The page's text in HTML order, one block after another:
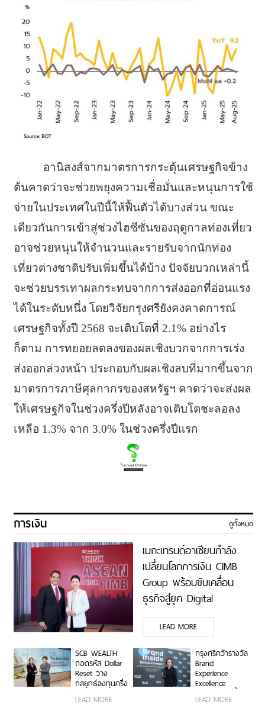
อานิสงส์จากมาตรการกระตุ้นเศรษฐกิจข้าง
ต้นคาดว่าจะช่วยพยุงความเชื่อมั่นและหนุนการใช้
จ่ายในประเทศในปีนี้ให้ฟื้นตัวได้บางส่วน ขณะ
เดียวกันการเข้าสู่ช่วงไฮซีซั่นของฤดูกาลท่องเที่ยว
อาจช่วยหนุนให้จำนวนและรายรับจากนักท่อง
เที่ยวต่างชาติปรับเพิ่มขึ้นได้บ้าง ปัจจัยบวกเหล่านี้
จะช่วยบรรเทาผลกระทบจากการส่งออกที่อ่อนแรง
ได้ในระดับหนึ่ง โดยวิจัยกรุงศรียังคงคาดการณ์
เศรษฐกิจทั้งปี 2568 จะเติบโตที่ 2.1% อย่างไร
ก็ตาม การทยอยลดลงของผลเชิงบวกจากการเร่ง
ส่งออกล่วงหน้า ประกอบกับผลเชิงลบที่มากขึ้นจาก
มาตรการภาษีศุลกากรของสหรัฐฯ คาดว่าจะส่งผล
ให้เศรษฐกิจในช่วงครึ่งปีหลังอาจเติบโตชะลอลง
เหลือ 1.3% จาก 3.0% ในช่วงครึ่งปีแรก
การเงิน ดูทั้งหมด
เมกะเทรนด์อาเซียนกำลัง
เปลี่ยนโลกการเงิน CIMB
Group พร้อมขับเคลื่อน
ธุรกิจสู่ยุค Digital
Economy ด้วยทีม
Industry Specialists เชื่อม
องค์ความรู้ โอกาสทาง
ธุรกิจ และเครือการลงทุน
เสริมแกร่งธุรกิจ Data
Center และ Supply Chain
LEAD MORE
SCB WEALTH
ถอดรหัส Dollar
Reset วาง
กลยุทธ์ลงทุนครึ่ง
ปีหลัง ชูหุ้น
สหรัฐฯ-ตลาดเกิด
LEAD MORE
กรุงศรีคว้ารางวัล
Brand
Experience
Excellence
Award ตอกย้ำ
คำมั่นสัญญา
LEAD MORE